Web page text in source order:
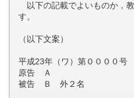
以下の記載でよいものか，
す。
（以下文案）
平成23年（ワ）第００００号
原告 Ａ
被告 Ｂ 外２名